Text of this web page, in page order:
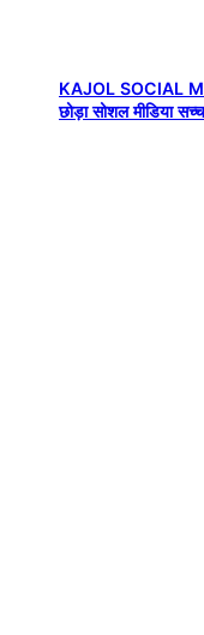
KAJOL SOCIAL
छोड़ा सोशल मीडिया